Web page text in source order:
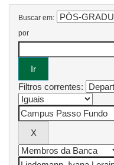
Buscar em:
por
Filtros correntes: